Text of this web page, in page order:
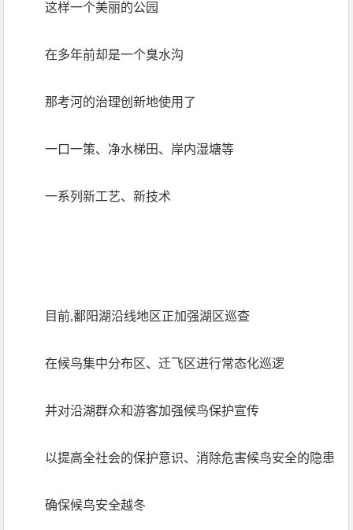
这样一个美丽的公园
在多年前却是一个臭水沟
那考河的治理创新地使用了
一口一策、净水梯田、岸内湿塘等
一系列新工艺、新技术
目前,鄱阳湖沿线地区正加强湖区巡查
在候鸟集中分布区、迁飞区进行常态化巡逻
并对沿湖群众和游客加强候鸟保护宣传
以提高全社会的保护意识、消除危害候鸟安全的隐患
确保候鸟安全越冬